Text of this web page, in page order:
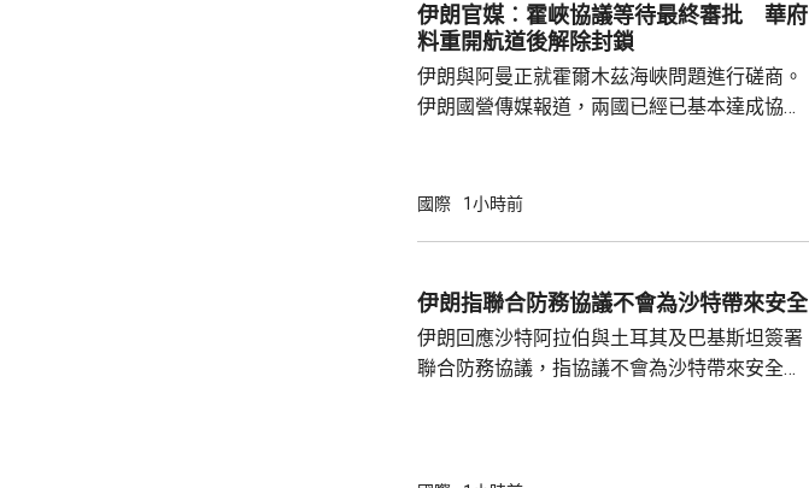
216公里，沖繩部分地區24小時雨量超過200
毫米，預計「白海豚」移動速度慢，對沖繩的
影響持續較長時間。
伊朗官媒︰霍峽協議等待最終審批 華府
料重開航道後解除封鎖
伊朗與阿曼正就霍爾木茲海峽問題進行磋商。
伊朗國營傳媒報道，兩國已經已基本達成協議
料很快會達成協議，在雙方正式公布協議，並
視乎伊朗履行承諾的情況，採取行動。 美軍中
央司令部公布，自上月中恢復對伊朗實施海上
封鎖以來，合共令51艘船隻改變航...
國際 1小時前
伊朗指聯合防務協議不會為沙特帶來安全
伊朗回應沙特阿拉伯與土耳其及巴基斯坦簽署
聯合防務協議，指協議不會為沙特帶來安全。